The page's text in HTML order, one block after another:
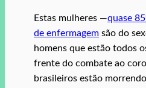
Estas mulheres —quase
de enfermagem são do
homens que estão todos
frente do combate ao
brasileiros estão